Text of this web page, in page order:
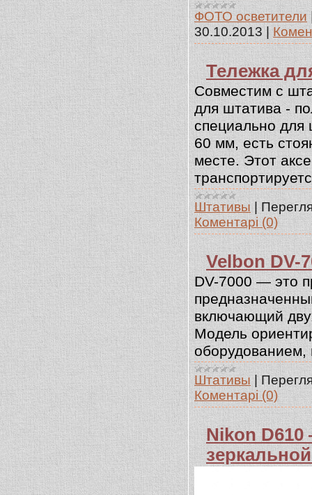
ФОТО осветители
30.10.2013 |
Тележка
Совместим с
для штатива -
специально для
60 мм, есть
месте. Этот
Штативы |
Коментарі (0)
Velbon DV-
DV-7000 — это
включающий
Модель
оборудованием,
Штативы |
Коментарі (0)
Nikon